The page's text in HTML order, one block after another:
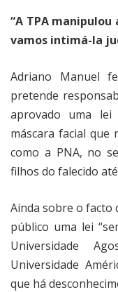
“A TPA
vamos intimá-la
Adriano Manuel
pretende
aprovado uma
máscara facial que
como a PNA, no
filhos do falecido
Ainda sobre o
público uma lei
Universidade
Universidade
que há